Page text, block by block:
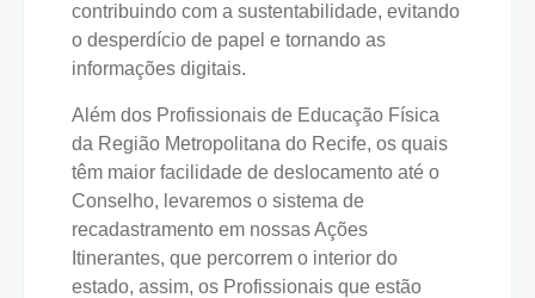
contribuindo com a sustentabilidade, evitando
o desperdício de papel e tornando as
informações digitais.
Além dos Profissionais de Educação Física
da Região Metropolitana do Recife, os quais
têm maior facilidade de deslocamento até o
Conselho, levaremos o sistema de
recadastramento em nossas Ações
Itinerantes, que percorrem o interior do
estado, assim, os Profissionais que estão